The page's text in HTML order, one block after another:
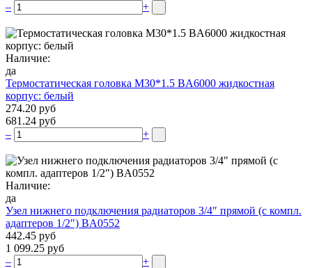
–
+
Наличие:
да
Термостатическая головка M30*1.5 BA6000 жидкостная
корпус: белый
274.20 руб
681.24 руб
–
+
Наличие:
да
Узел нижнего подключения радиаторов 3/4″ прямой (c компл.
адаптеров 1/2″) BA0552
442.45 руб
1 099.25 руб
–
+